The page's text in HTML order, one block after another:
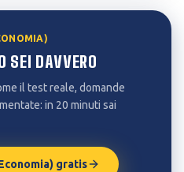
SEI DAVVERO
il test reale, domande
in 20 minuti sai
gratis